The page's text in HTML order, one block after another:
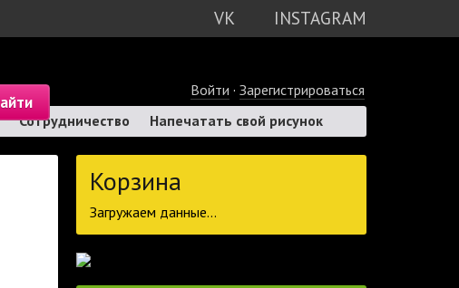
VK INSTAGRAM
Войти · Зарегистрироваться
Сотрудничество Напечатать свой рисунок
Корзина
Загружаем данные...